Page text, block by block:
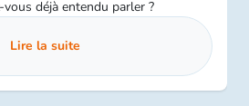
vous déjà entendu parler ?
Lire la suite